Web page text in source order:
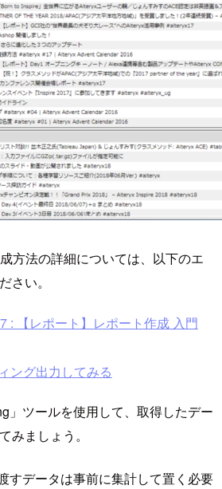
方法の詳細については、以下のエ
さい。
: 【レポート】レポート作成 入門
ング出力してみる
」ツールを使用して、取得したデー
みましょう。
すデータは事前に集計して置く必要